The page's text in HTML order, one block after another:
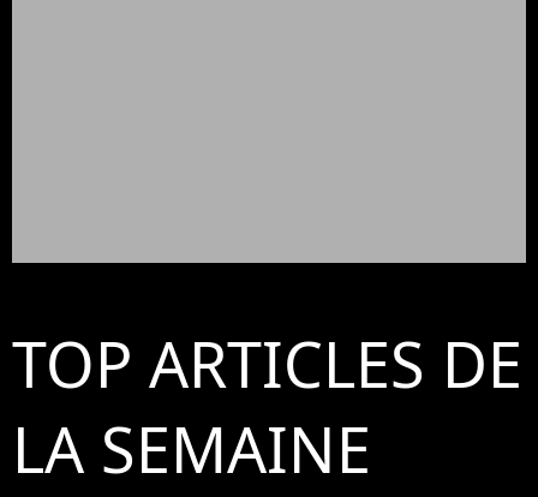
TOP ARTICLES DE
LA SEMAINE